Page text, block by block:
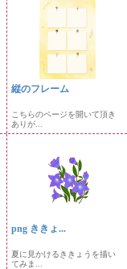
縦のフレーム
こちらのページを開いて頂き
ありが...
png ききょ...
夏に見かけるききょうを描い
てみま...